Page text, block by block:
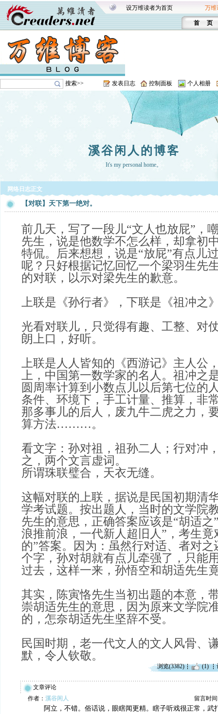
设万维读者为首页 万维
首 页
搜索>> 发表日志 控制面板 个人相册
溪谷闲人的博客
It's my personal home。
网络日志正文
【对联】天下第一绝对。
前几天，写了一段儿“文人也放屁”，
先生，说是他数学不怎么样，却拿初
特侃。后来想想，说是“放屁”有点儿
呢？只好根据记忆回忆一个梁羽生先
的对联，以示对梁先生的歉意。
上联是《孙行者》，下联是《祖冲之
光看对联儿，只觉得有趣、工整、对
朗上口，好听。
上联是人人皆知的《西游记》主人公
上，中国第一数学家的名人。祖冲之
圆周率计算到小数点儿以后第七位的
条件、环境下，手工计量、推算，非
那多事儿的后人，废九牛二虎之力，
算方法………。
看文字：孙对祖，祖孙二人；行对冲
之，两个文言虚词。
所谓珠联璧合，天衣无缝。
这幅对联的上联，据说是民国初期清
学考试题。按出题人，当时的文学院
先生的意思，正确答案应该是“胡适之
浪推前浪，一代新人超旧人”，考生竟
的”答案。因为：虽然行对适、者对
个字，孙对胡就有点儿牵强了，只能
过去，这样一来，孙悟空和胡适先生
其实，陈寅恪先生当初出题的本意，
崇胡适先生的意思，因为原来文学院
的，怎奈胡适先生坚辞不受。
民国时期，老一代文人的文人风骨、
默，令人钦敬。
浏览(3382) (1)
文章评论
作者： 溪谷闲人 留言时间
阿立，不错。俗话说，眼瞎闻更精。瞎子听戏很正常，武